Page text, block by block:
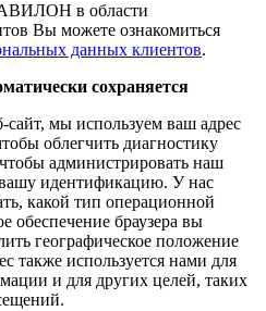
АВИЛОН в области
Вы можете ознакомиться
данных клиентов.
сохраняется
мы используем ваш адрес
облегчить диагностику
администрировать наш
идентификацию. У нас
какой тип операционной
обеспечение браузера вы
географическое положение
также используется нами для
и для других целей, таких